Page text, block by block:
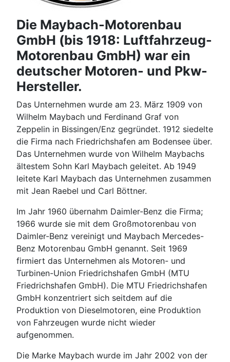
Die Maybach-Motorenbau
GmbH (bis 1918: Luftfahrzeug-
Motorenbau GmbH) war ein
deutscher Motoren- und Pkw-
Hersteller.
Das Unternehmen wurde am 23. März 1909 von
Wilhelm Maybach und Ferdinand Graf von
Zeppelin in Bissingen/Enz gegründet. 1912 siedelte
die Firma nach Friedrichshafen am Bodensee über.
Das Unternehmen wurde von Wilhelm Maybachs
ältestem Sohn Karl Maybach geleitet. Ab 1949
leitete Karl Maybach das Unternehmen zusammen
mit Jean Raebel und Carl Böttner.
Im Jahr 1960 übernahm Daimler-Benz die Firma;
1966 wurde sie mit dem Großmotorenbau von
Daimler-Benz vereinigt und Maybach Mercedes-
Benz Motorenbau GmbH genannt. Seit 1969
firmiert das Unternehmen als Motoren- und
Turbinen-Union Friedrichshafen GmbH (MTU
Friedrichshafen GmbH). Die MTU Friedrichshafen
GmbH konzentriert sich seitdem auf die
Produktion von Dieselmotoren, eine Produktion
von Fahrzeugen wurde nicht wieder
aufgenommen.
Die Marke Maybach wurde im Jahr 2002 von der